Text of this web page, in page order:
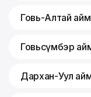
Говь-Алтай
Говьсүмбэр
Дархан-Уул